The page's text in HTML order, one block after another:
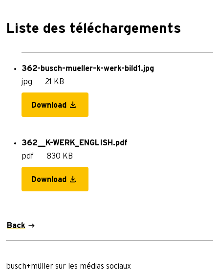
Liste des téléchargements
362-busch-mueller-k-werk-bild1.jpg
jpg
21 KB
Download
362__K-WERK_ENGLISH.pdf
pdf
830 KB
Download
Back
busch+müller sur les médias sociaux